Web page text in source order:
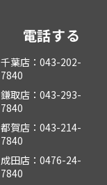
電話する
千葉店：043-202-
7840
鎌取店：043-293-
7840
都賀店：043-214-
7840
成田店：0476-24-
7840